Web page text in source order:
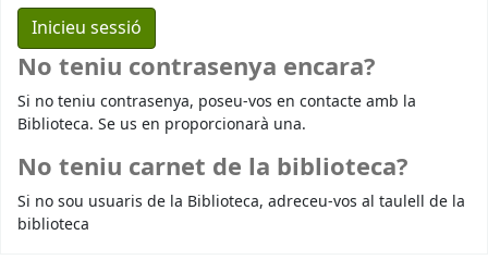
No teniu contrasenya encara?
Si no teniu contrasenya, poseu-vos en contacte amb la
Biblioteca. Se us en proporcionarà una.
No teniu carnet de la biblioteca?
Si no sou usuaris de la Biblioteca, adreceu-vos al taulell de la
biblioteca